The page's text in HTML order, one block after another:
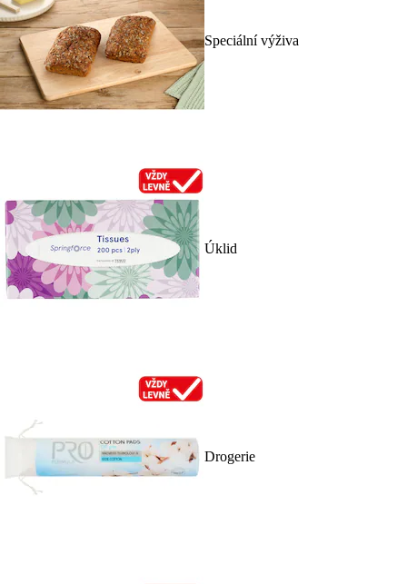
Speciální výživa
Úklid
Drogerie